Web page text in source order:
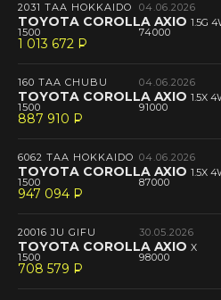
2031 TAA HOKKAIDO 04.06.2026
TOYOTA COROLLA AXIO 1.5G
1500 74000
1 013 672 P
--
160 TAA CHUBU 04.06.2026
TOYOTA COROLLA AXIO 1.5X
1500 91000
887 910 P
--
6062 TAA HOKKAIDO 04.06.2026
TOYOTA COROLLA AXIO 1.5X
1500 87000
947 094 P
--
20016 JU GIFU 30.05.2026
TOYOTA COROLLA AXIO X
1500 98000
708 579 P
--